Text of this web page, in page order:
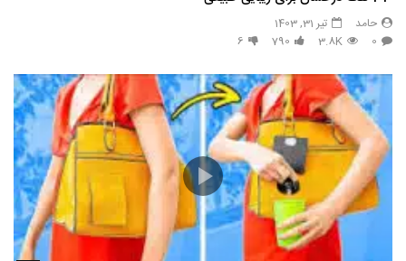
حامد
تیر 31, 1403
0
3.8K
790
6